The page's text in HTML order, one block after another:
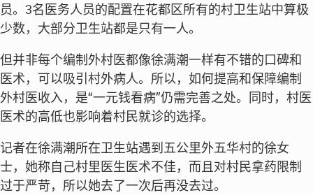
员。3名医务人员的配置在花都区所有的村卫生站中算极
少数，大部分卫生站都是只有一人。
但并非每个编制外村医都像徐满潮一样有不错的口碑和
医术，可以吸引村外病人。所以，如何提高和保障编制
外村医收入，是“一元钱看病”仍需完善之处。同时，村医
医术的高低也影响着村民就诊的选择。
记者在徐满潮所在卫生站遇到五公里外五华村的徐女
士，她称自己村里医生医术不佳，而且对村民拿药限制
过于严苛，所以她去了一次后再没去过。